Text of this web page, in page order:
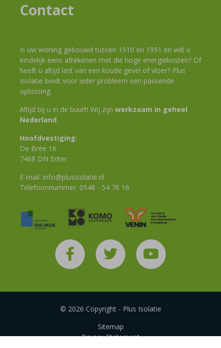
Contact
Is uw woning gebouwd tussen 1910 en 1991 en wilt u
eindelijk eens afrekenen met die hoge energiekosten? Of
heeft u altijd last van een koude gevel of vloer? Plus
Isolatie biedt voor ieder probleem een passende
oplossing.
Altijd bij u in de buurt! Wij zijn werkzaam in geheel
Nederland.
Hoofdvestiging:
De Bree 16
7468 DN Enter
E-mail: info@plusisolatie.nl
Telefoonnummer: 0548 - 54 76 16
© 2026 Copyright - Plus Isolatie
Sitemap
Privacy Statement